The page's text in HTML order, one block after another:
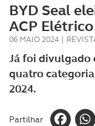
BYD Seal
ACP
06 MAIO 2024 |
Já foi divulgado
quatro
2024.
Partilhar